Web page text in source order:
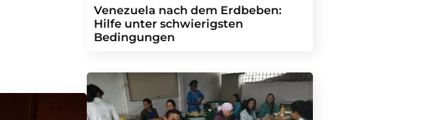
Venezuela nach dem Erdbeben:
Hilfe unter schwierigsten
Bedingungen